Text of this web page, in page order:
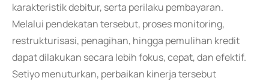
karakteristik debitur, serta perilaku pembayaran.
Melalui pendekatan tersebut, proses monitoring,
restrukturisasi, penagihan, hingga pemulihan kredit
dapat dilakukan secara lebih fokus, cepat, dan efektif.
Setiyo menuturkan, perbaikan kinerja tersebut